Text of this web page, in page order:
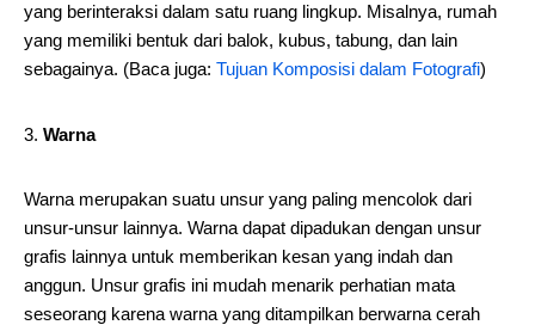
yang berinteraksi dalam satu ruang lingkup. Misalnya, rumah
yang memiliki bentuk dari balok, kubus, tabung, dan lain
sebagainya. (Baca juga: Tujuan Komposisi dalam Fotografi)
Warna
Warna merupakan suatu unsur yang paling mencolok dari
unsur-unsur lainnya. Warna dapat dipadukan dengan unsur
grafis lainnya untuk memberikan kesan yang indah dan
anggun. Unsur grafis ini mudah menarik perhatian mata
seseorang karena warna yang ditampilkan berwarna cerah